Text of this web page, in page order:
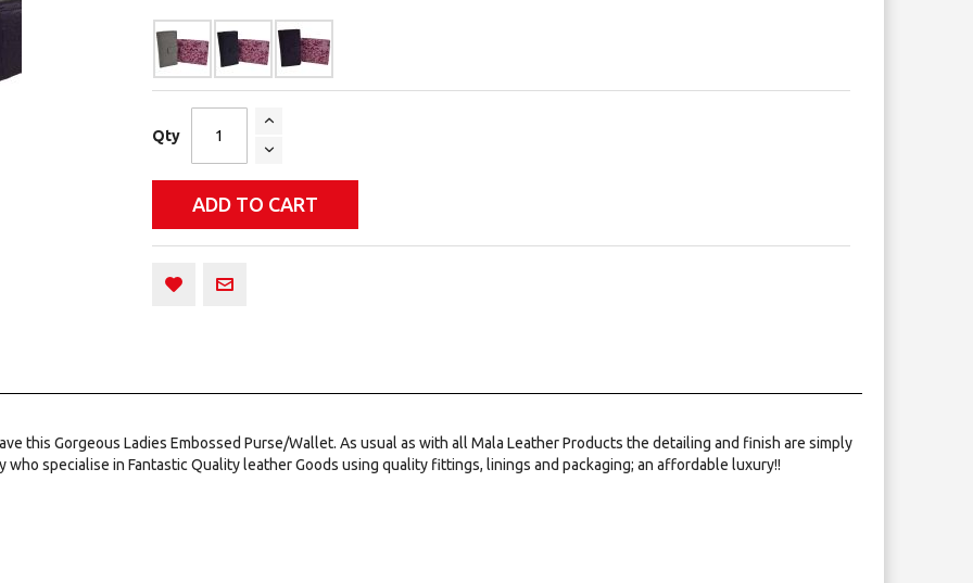
Qty
ADD TO CART
this Gorgeous Ladies Embossed Purse/Wallet. As usual as with all Mala Leather Products the detailing and finish are simply
who specialise in Fantastic Quality leather Goods using quality fittings, linings and packaging; an affordable luxury!!